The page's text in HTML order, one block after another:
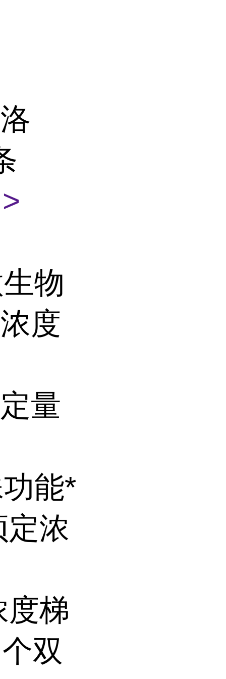
物
度
量
能*
浓
度梯
双